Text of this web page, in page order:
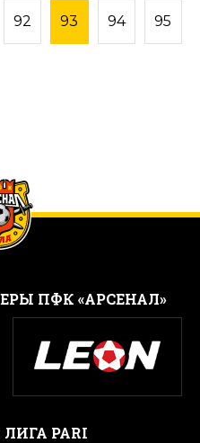
92 93 94 95
ПФК «АРСЕНАЛ»
PARI